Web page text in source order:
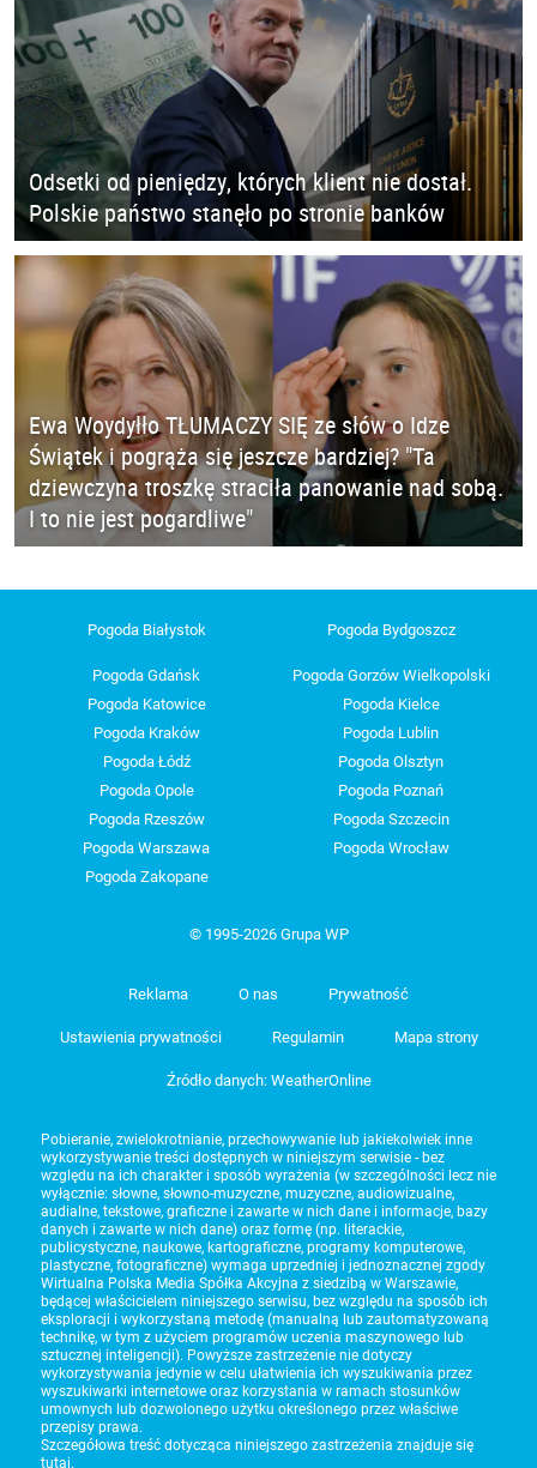
Odsetki od pieniędzy, których klient nie dostał.
Polskie państwo stanęło po stronie banków
Ewa Woydyłło TŁUMACZY SIĘ ze słów o Idze
Świątek i pogrąża się jeszcze bardziej? "Ta
dziewczyna troszkę straciła panowanie nad sobą.
I to nie jest pogardliwe"
Pogoda Białystok Pogoda Bydgoszcz
Pogoda Gdańsk
Pogoda Gorzów Wielkopolski
Pogoda Katowice
Pogoda Kielce
Pogoda Kraków
Pogoda Lublin
Pogoda Łódź
Pogoda Olsztyn
Pogoda Opole
Pogoda Poznań
Pogoda Rzeszów
Pogoda Szczecin
Pogoda Warszawa
Pogoda Wrocław
Pogoda Zakopane
© 1995-2026 Grupa WP
Reklama O nas Prywatność
Ustawienia prywatności Regulamin Mapa strony
Źródło danych: WeatherOnline
Pobieranie, zwielokrotnianie, przechowywanie lub jakiekolwiek inne
wykorzystywanie treści dostępnych w niniejszym serwisie - bez
względu na ich charakter i sposób wyrażenia (w szczególności lecz nie
wyłącznie: słowne, słowno-muzyczne, muzyczne, audiowizualne,
audialne, tekstowe, graficzne i zawarte w nich dane i informacje, bazy
danych i zawarte w nich dane) oraz formę (np. literackie,
publicystyczne, naukowe, kartograficzne, programy komputerowe,
plastyczne, fotograficzne) wymaga uprzedniej i jednoznacznej zgody
Wirtualna Polska Media Spółka Akcyjna z siedzibą w Warszawie,
będącej właścicielem niniejszego serwisu, bez względu na sposób ich
eksploracji i wykorzystaną metodę (manualną lub zautomatyzowaną
technikę, w tym z użyciem programów uczenia maszynowego lub
sztucznej inteligencji). Powyższe zastrzeżenie nie dotyczy
wykorzystywania jedynie w celu ułatwienia ich wyszukiwania przez
wyszukiwarki internetowe oraz korzystania w ramach stosunków
umownych lub dozwolonego użytku określonego przez właściwe
przepisy prawa.
Szczegółowa treść dotycząca niniejszego zastrzeżenia znajduje się
tutaj.